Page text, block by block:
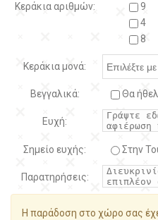
Κεράκια αριθμών:
9
4
8
Κεράκια μονά:
Βεγγαλικά: Θα
Ευχή:
Σημείο ευχής: Στην
Παρατηρήσεις:
Η παράδοση στο χώρο σας